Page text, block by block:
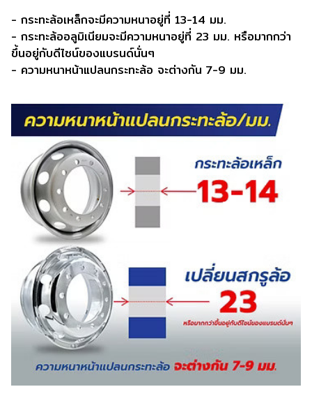
- กระทะล้อเหล็กจะมีความหนาอยู่ที่ 13-14 มม.
- กระทะล้ออลูมิเนียมจะมีความหนาอยู่ที่ 23 มม. หรือมากกว่า
ขึ้นอยู่กับดีไซน์ของแบรนด์นั่นๆ
- ความหนาหน้าแปลนกระทะล้อ จะต่างกัน 7-9 มม.